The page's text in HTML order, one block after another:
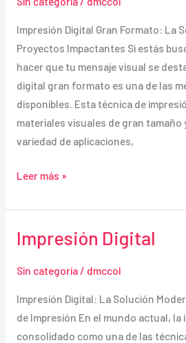
Impresión Digital Gran Formato: La
Proyectos Impactantes Si estás
hacer que tu mensaje visual se
digital gran formato es una de las
disponibles. Esta técnica de
materiales visuales de gran tamaño
variedad de aplicaciones,
Impresión
Gran
Formato
Leer más »
Impresión Digital
Sin categoría/ dmccol
Impresión Digital: La Solución
de Impresión En el mundo actual, la
consolidado como una de las